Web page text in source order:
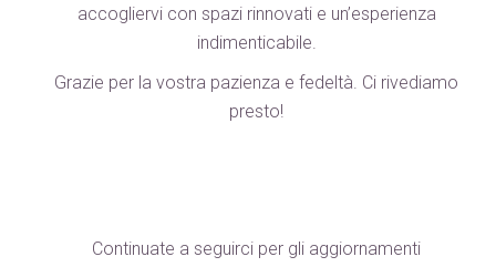
Dall'Aeroporto Marco Polo di Tessera, suggeriamo
di prendere la linea blu dell'Alilaguna che porta
accogliervi con spazi rinnovati e un’esperienza
indimenticabile.
Grazie per la vostra pazienza e fedeltà. Ci rivediamo
presto!
Continuate a seguirci per gli aggiornamenti